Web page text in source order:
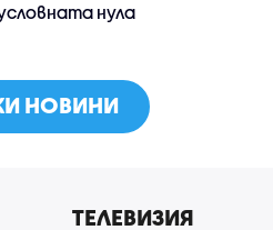
нула
НОВИНИ
ТЕЛЕВИЗИЯ